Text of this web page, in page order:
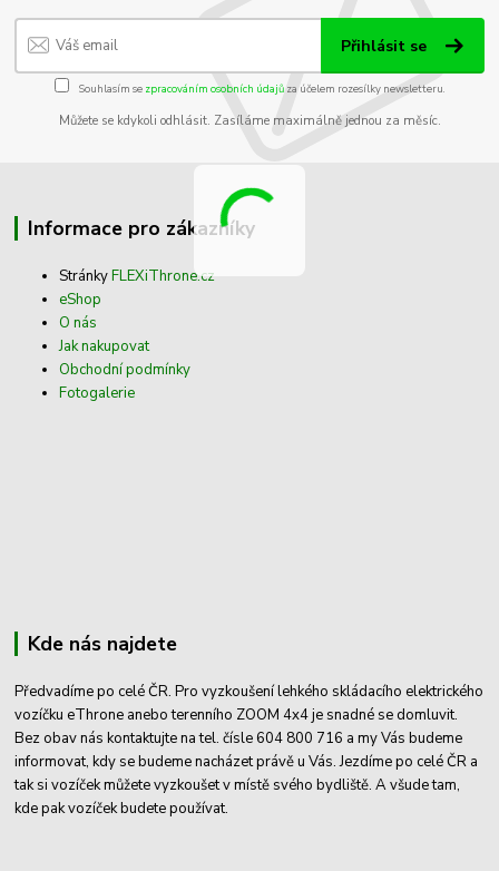
Přihlásit se
Souhlasím se zpracováním osobních údajůza účelem rozesílky newsletteru.
Můžete se kdykoli odhlásit. Zasíláme maximálně jednou za měsíc.
Informace pro zákazníky
StránkyFLEXiThrone.cz
eShop
O nás
Jak nakupovat
Obchodní podmínky
Fotogalerie
Kde nás najdete
Předvadíme po celé ČR. Pro vyzkoušení lehkého skládacího elektrického
vozíčku eThrone anebo terenního ZOOM 4x4 je snadné se domluvit.
Bez obav nás kontaktujte na tel. čísle 604 800 716 a my Vás budeme
informovat, kdy se budeme nacházet právě u Vás. Jezdíme po celé ČR a
tak si vozíček můžete vyzkoušet v místě svého bydliště. A všude tam,
kde pak vozíček budete používat.